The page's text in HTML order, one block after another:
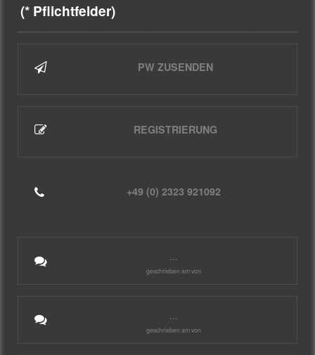
(* Pflichtfelder)
PW ZUSENDEN
REGISTRIERUNG
+49 (0) 2323 921092
...
geschrieben am von
geschrieben am von